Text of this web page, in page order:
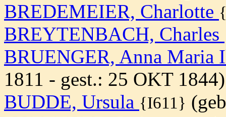
BREDEMEIER, Charlotte
BREYTENBACH, Charles
BRUENGER, Anna Maria
1811 - gest.: 25 OKT 1844)
BUDDE, Ursula {I611}